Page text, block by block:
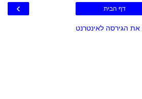
› דף הבית
את הגירסה לאינטרנט